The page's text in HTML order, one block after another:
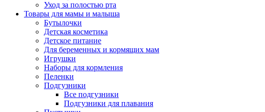
Уход за полостью рта
Товары для мамы и малыша
Бутылочки
Детская косметика
Детское питание
Для беременных и кормящих мам
Игрушки
Наборы для кормления
Пеленки
Подгузники
Все подгузники
Подгузники для плавания